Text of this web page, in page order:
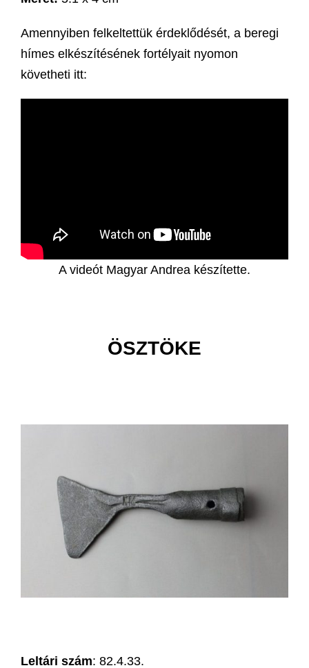
Amennyiben felkeltettük érdeklődését, a beregi
hímes elkészítésének fortélyait nyomon
követheti itt:
A videót Magyar Andrea készítette.
ÖSZTÖKE
Leltári szám: 82.4.33.